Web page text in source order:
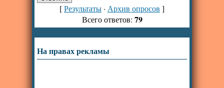
[Результаты · Архив опросов ]
Всего ответов: 79
На правах рекламы